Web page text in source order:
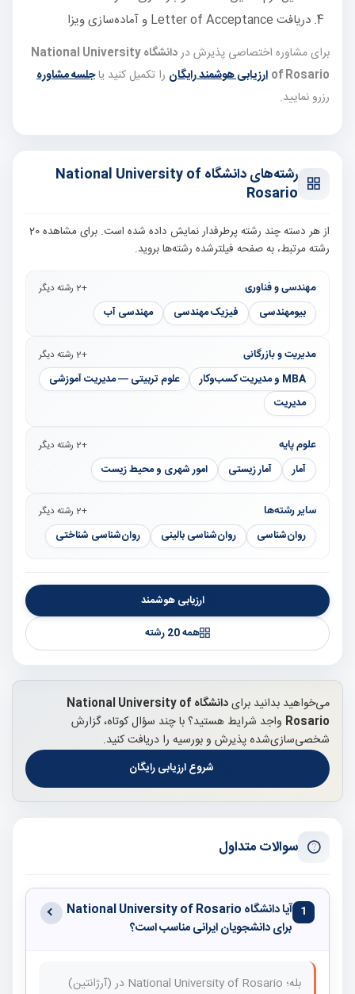
دریافت Letter of Acceptance و آماده‌سازی ویزا
برای مشاوره اختصاصی پذیرش در
دانشگاه National University
of Rosario ارزیابی هوشمند رایگان را تکمیل کنید یاجلسه مشاوره
رزرو نمایید.
رشته‌های دانشگاه National University of
Rosario
از هر دسته چند رشته پرطرفدار نمایش داده شده است. برای مشاهده 20
رشته مرتبط، به صفحه فیلترشده رشته‌ها بروید.
مهندسی و فناوری +2 رشته دیگر
بیومهندسی فیزیک مهندسی مهندسی آب
مدیریت و بازرگانی +2 رشته دیگر
MBA و مدیریت کسب‌وکار
علوم تربیتی — مدیریت آموزشی
مدیریت
علوم پایه +2 رشته دیگر
آمار آمار زیستی امور شهری و محیط زیست
سایر رشته‌ها +2 رشته دیگر
روان‌شناسی روان‌شناسی بالینی روان‌شناسی شناختی
ارزیابی هوشمند
همه 20 رشته
می‌خواهید بدانید برای
دانشگاه National University of
Rosario واجد شرایط هستید؟ با چند سؤال کوتاه، گزارش
شخصی‌سازی‌شده پذیرش و بورسیه را دریافت کنید.
شروع ارزیابی رایگان
سوالات متداول
1
آیا دانشگاه National University of Rosario
برای دانشجویان ایرانی مناسب است؟
بله؛ National University of Rosario در (آرژانتین)